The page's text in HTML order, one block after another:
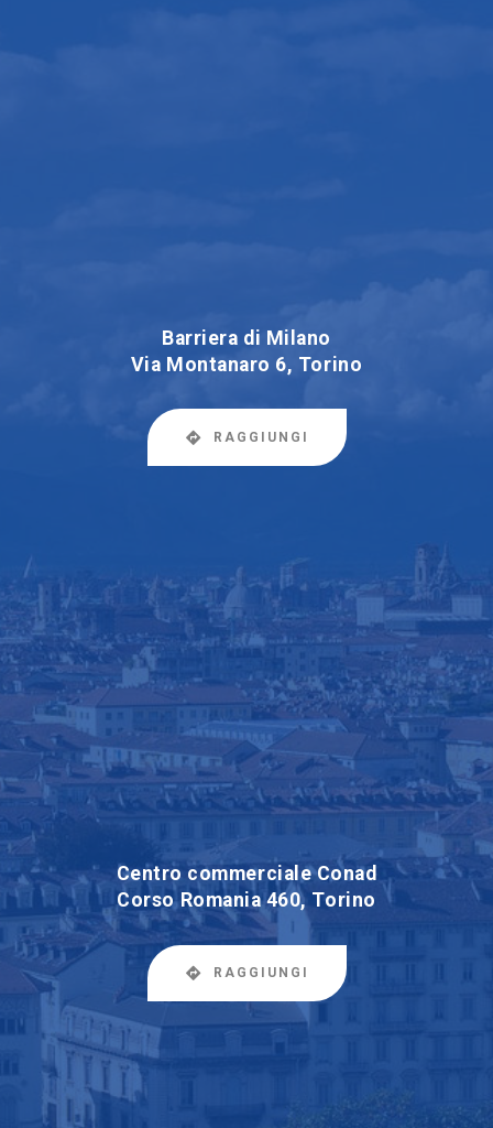
Barriera di Milano
Via Montanaro 6, Torino
RAGGIUNGI
Centro commerciale Conad
Corso Romania 460, Torino
RAGGIUNGI